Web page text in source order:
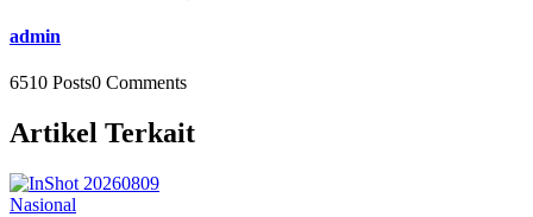
admin
6510 Posts0 Comments
Artikel Terkait
Nasional